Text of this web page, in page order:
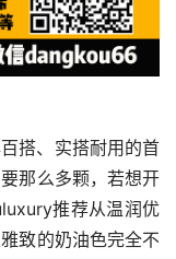
搭、实搭耐用的首
那么多颗，若想开
推荐从温润优
致的奶油色完全不